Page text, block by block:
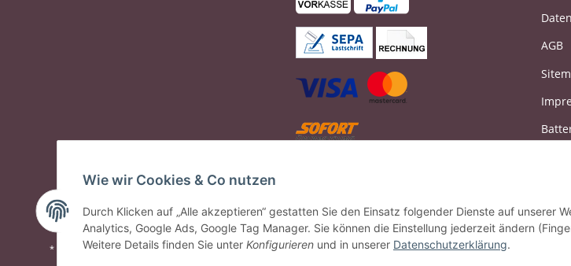
AGB
Vertrag
* Alle Preise inkl. gesetzlicher USt., zzgl.Versand
Wie wir Cookies & Co nutzen
Durch Klicken auf „Alle akzeptieren“ gestatten Sie den Einsatz folgender Dienste auf unserer
Analytics, Google Ads, Google Tag Manager. Sie können die Einstellung jederzeit ändern
Weitere Details finden Sie unter Konfigurieren und in unserer Datenschutzerklärung.